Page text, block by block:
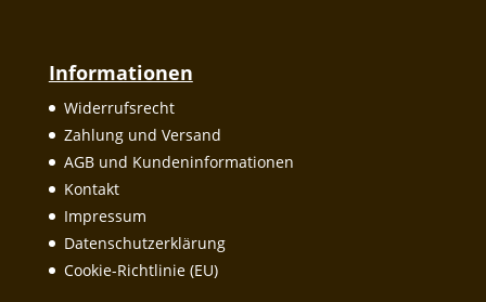
Informationen
Widerrufsrecht
Zahlung und Versand
AGB und Kundeninformationen
Kontakt
Impressum
Datenschutzerklärung
Cookie-Richtlinie (EU)